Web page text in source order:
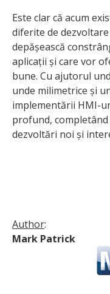
Este clar că acum
diferite de
depășească
aplicații și care vor
bune. Cu ajutorul
unde milimetrice și
implementării HMI-
profund,
dezvoltări noi și
Author:
Mark Patrick